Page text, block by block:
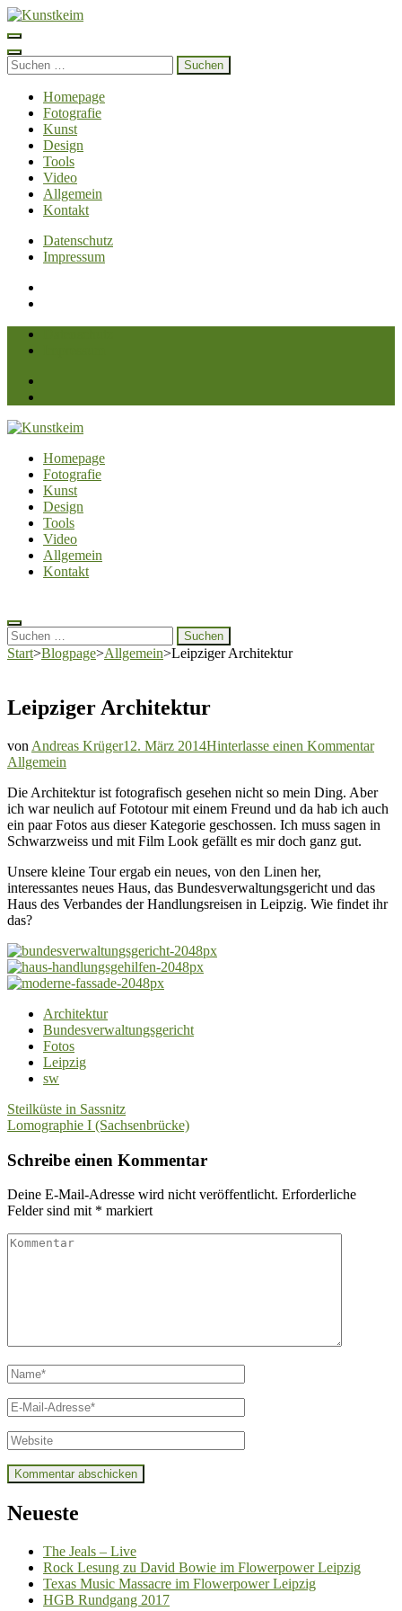
Zum
Inhalt
springen
(Enter
drücken)
Suchen
nach:
Homepage
Fotografie
Kunst
Design
Tools
Video
Allgemein
Kontakt
Datenschutz
Impressum
Kunstkeim
Fotografie, Design und Szene
Homepage
Fotografie
Kunst
Design
Tools
Video
Allgemein
Kontakt
Suchen
nach:
Start>Blogpage>Allgemein>Leipziger Architektur
Leipziger Architektur
von Andreas Krüger12. März 2014Hinterlasse einen Kommentarzu
Allgemein
Die Architektur ist fotografisch gesehen nicht so mein Ding. Aber
ich war neulich auf Fototour mit einem Freund und da hab ich auch
ein paar Fotos aus dieser Kategorie geschossen. Ich muss sagen in
Schwarzweiss und mit Film Look gefällt es mir doch ganz gut.
Unsere kleine Tour ergab ein neues, von den Linen her,
interessantes neues Haus, das Bundesverwaltungsgericht und das
Haus des Verbandes der Handlungsreisen in Leipzig. Wie findet ihr
das?
Architektur
Bundesverwaltungsgericht
Fotos
Leipzig
sw
Beitragsnavigation
Steilküste in Sassnitz
Lomographie I (Sachsenbrücke)
Schreibe einen Kommentar
Deine E-Mail-Adresse wird nicht veröffentlicht. Erforderliche
Felder sind mit * markiert
Kommentar
Name*
E-
Mail*
Website
Neueste
The Jeals – Live
Rock Lesung zu David Bowie im Flowerpower Leipzig
Texas Music Massacre im Flowerpower Leipzig
HGB Rundgang 2017